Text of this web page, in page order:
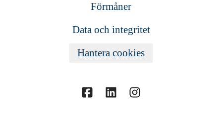
Förmåner
Data och integritet
Hantera cookies